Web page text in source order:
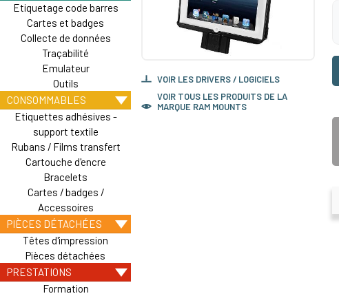
Etiquetage code barres
Cartes et badges
Collecte de données
Traçabilité
Emulateur
Outils
CONSOMMABLES
Etiquettes adhésives -
support textile
Rubans / Films transfert
Cartouche d'encre
Bracelets
Cartes / badges /
Accessoires
PIÈCES DÉTACHÉES
Têtes d'impression
Pièces détachées
PRESTATIONS
Formation
VOIR LES DRIVERS / LOGICIELS
VOIR TOUS LES PRODUITS DE LA
MARQUE RAM MOUNTS